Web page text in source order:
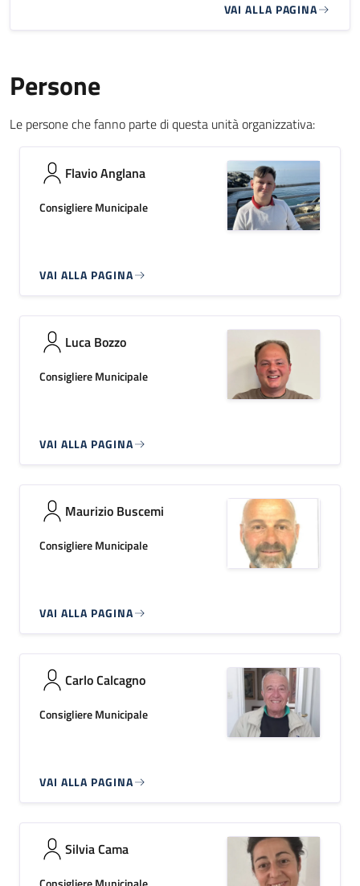
VAI ALLA PAGINA
Persone
Le persone che fanno parte di questa unità organizzativa:
Flavio Anglana
Consigliere Municipale
VAI ALLA PAGINA
Luca Bozzo
Consigliere Municipale
VAI ALLA PAGINA
Maurizio Buscemi
Consigliere Municipale
VAI ALLA PAGINA
Carlo Calcagno
Consigliere Municipale
VAI ALLA PAGINA
Silvia Cama